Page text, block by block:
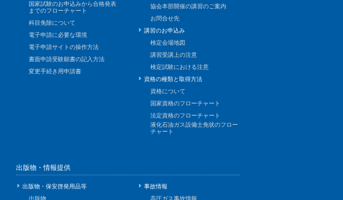
国家試験のお申込みから合格発表
までのフローチャート
科目免除について
電子申請に必要な環境
電子申請サイトの操作方法
書面申請受験願書の記入方法
変更手続き用申請書
協会本部開催の講習のご案内
お問合せ先
講習のお申込み
検定会場地図
講習受講上の注意
検定試験における注意
資格の種類と取得方法
資格について
国家資格のフローチャート
法定資格のフローチャート
液化石油ガス設備士免状のフロー
チャート
出版物・情報提供
出版物・保安啓発用品等
事故情報